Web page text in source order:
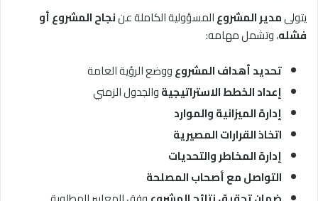
يتولىمدير المشروعالمسؤولية الكاملة عننجاح المشروع أو
فشله، وتشمل مهامه:
تحديد أهداف المشروعووضع الرؤية العامة
إعداد الخطط الاستراتيجيةوالجدول الزمني
إدارة الميزانية والموارد
اتخاذ القرارات المصيرية
إدارة المخاطر والتحديات
التواصل مع أصحاب المصلحة